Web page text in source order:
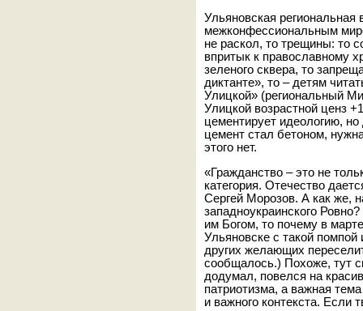
Ульяновская
межконфессиональным
не раскол, то трещины: то
впритык к православному
зеленого сквера, то
диктанте», то – детям
Улицкой» (региональный
Улицкой возрастной ценз
цементирует идеологию,
цемент стал бетоном,
этого нет.
«Гражданство – это не
категория. Отечество
Сергей Морозов. А как же,
западноукраинского
им Богом, то почему в
Ульяновске с такой
других желающих
сообщалось.) Похоже, тут
додумал, повелся на
патриотизма, а важная
и важного контекста. Если